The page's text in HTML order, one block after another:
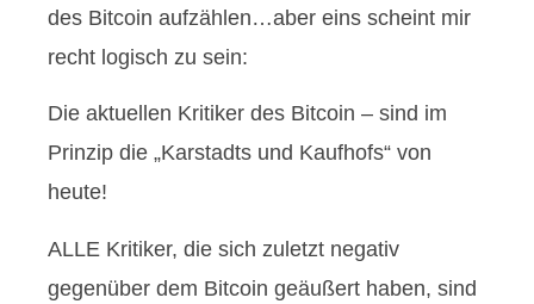
des Bitcoin aufzählen…aber eins scheint mir
recht logisch zu sein:
Die aktuellen Kritiker des Bitcoin – sind im
Prinzip die „Karstadts und Kaufhofs“ von
heute!
ALLE Kritiker, die sich zuletzt negativ
gegenüber dem Bitcoin geäußert haben, sind